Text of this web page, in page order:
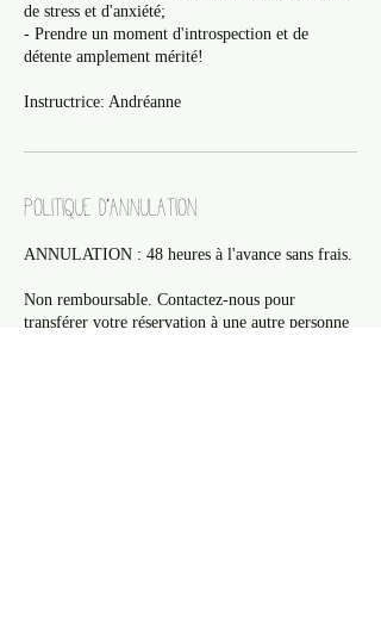
de stress et d'anxiété;
- Prendre un moment d'introspection et de
détente amplement mérité!
Instructrice: Andréanne
Politique d'annulation
ANNULATION : 48 heures à l'avance sans frais.
Non remboursable. Contactez-nous pour
transférer votre réservation à une autre personne